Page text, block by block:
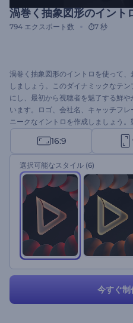
渦巻く抽象図形のイント
794 エクスポート数 7 秒
渦巻く抽象図形のイントロを使って
しましょう。このダイナミックなテ
にし、最初から視聴者を魅了する鮮
います。ロゴ、会社名、キャッチフ
ニークなイントロを作成しましょう。
チャンネルのイントロやアウトロ、
プニングなどに最適です。 今すぐ魅
16:9
選択可能なスタイル (6)
今すぐ制